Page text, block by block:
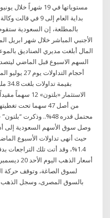
مستوياتها في 19
بداية العام إلى 9
بالمطلعة، إن السعودية
الأجنبي المباشر خلال شهر ابريل
المال أبلغت مديري الصناديق
السهم الاسبوع قبل الماضي
الاستثمار
محتمل قدره 48%..
وصل سوق الأسهم السعودية إلى
1.4%، وقد أتت تلك
لسوق الصاغة، وتوقف حركة